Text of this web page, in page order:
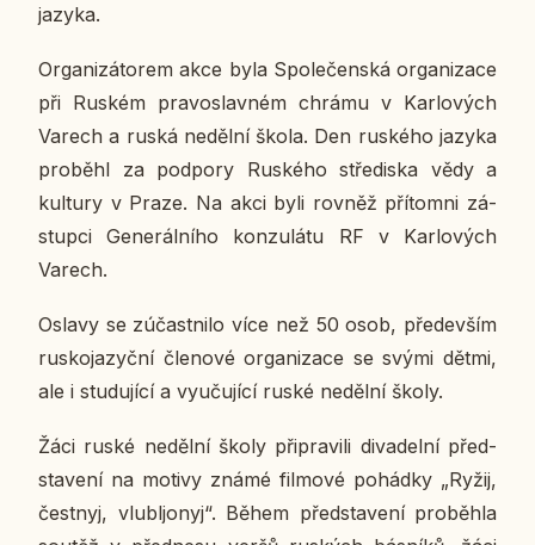
jazyka.
Or­ga­ni­zá­to­rem akce byla Spo­le­čen­ská or­ga­ni­za­ce
při Ruském pra­voslav­ném chrámu v Kar­lo­vých
Varech a ruská ne­děl­ní škola. Den rus­ké­ho jazyka
pro­bě­hl za pod­po­ry Rus­ké­ho stře­dis­ka vědy a
kul­tu­ry v Praze. Na akci byli rovněž pří­tomni zá­
stup­ci Ge­ne­rál­ní­ho kon­zu­lá­tu RF v Kar­lo­vých
Varech.
Oslavy se zú­čast­ni­lo více než 50 osob, pře­de­vším
rus­ko­ja­zyč­ní čle­no­vé or­ga­ni­za­ce se svými dětmi,
ale i stu­du­jí­cí a vy­u­ču­jí­cí ruské ne­děl­ní školy.
Žáci ruské ne­děl­ní školy při­pra­vi­li di­va­del­ní před­
sta­ve­ní na motivy známé fil­mo­vé po­hád­ky „Ryžij,
čest­nyj, vlubljo­nyj“. Během před­sta­ve­ní pro­běh­la